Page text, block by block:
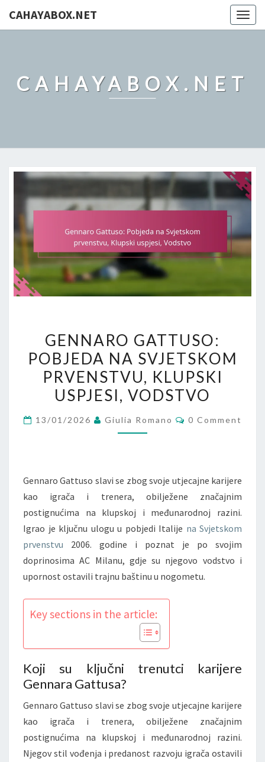
CAHAYABOX.NET
CAHAYABOX.NET
GATTUSO:
POBJEDA
NA
SVJETSKOM
KLUPSKI
GENNARO GATTUSO:
POBJEDA NA SVJETSKOM
PRVENSTVU, KLUPSKI
USPJESI, VODSTVO
13/01/2026 Giulia Romano Comments
0 Comment
Gennaro Gattuso slavi se zbog svoje utjecajne karijere
kao igrača i trenera, obilježene značajnim
postignućima na klupskoj i međunarodnoj razini.
Igrao je ključnu ulogu u pobjedi Italije na Svjetskom
prvenstvu 2006. godine i poznat je po svojim
doprinosima AC Milanu, gdje su njegovo vodstvo i
upornost ostavili trajnu baštinu u nogometu.
Key sections in the article:
Koji su ključni trenutci karijere
Gennara Gattusa?
Gennaro Gattuso slavi se zbog svoje utjecajne karijere
kao igrača i trenera, obilježene značajnim
postignućima na klupskoj i međunarodnoj razini.
Njegov stil vođenja i predanost razvoju igrača ostavili